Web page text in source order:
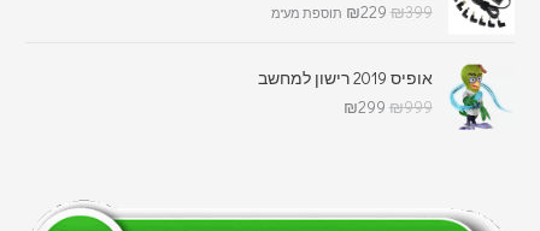
₪399
₪229 תוספת מע"מ
אופיס 2019 רישון למחשב
₪999
₪299